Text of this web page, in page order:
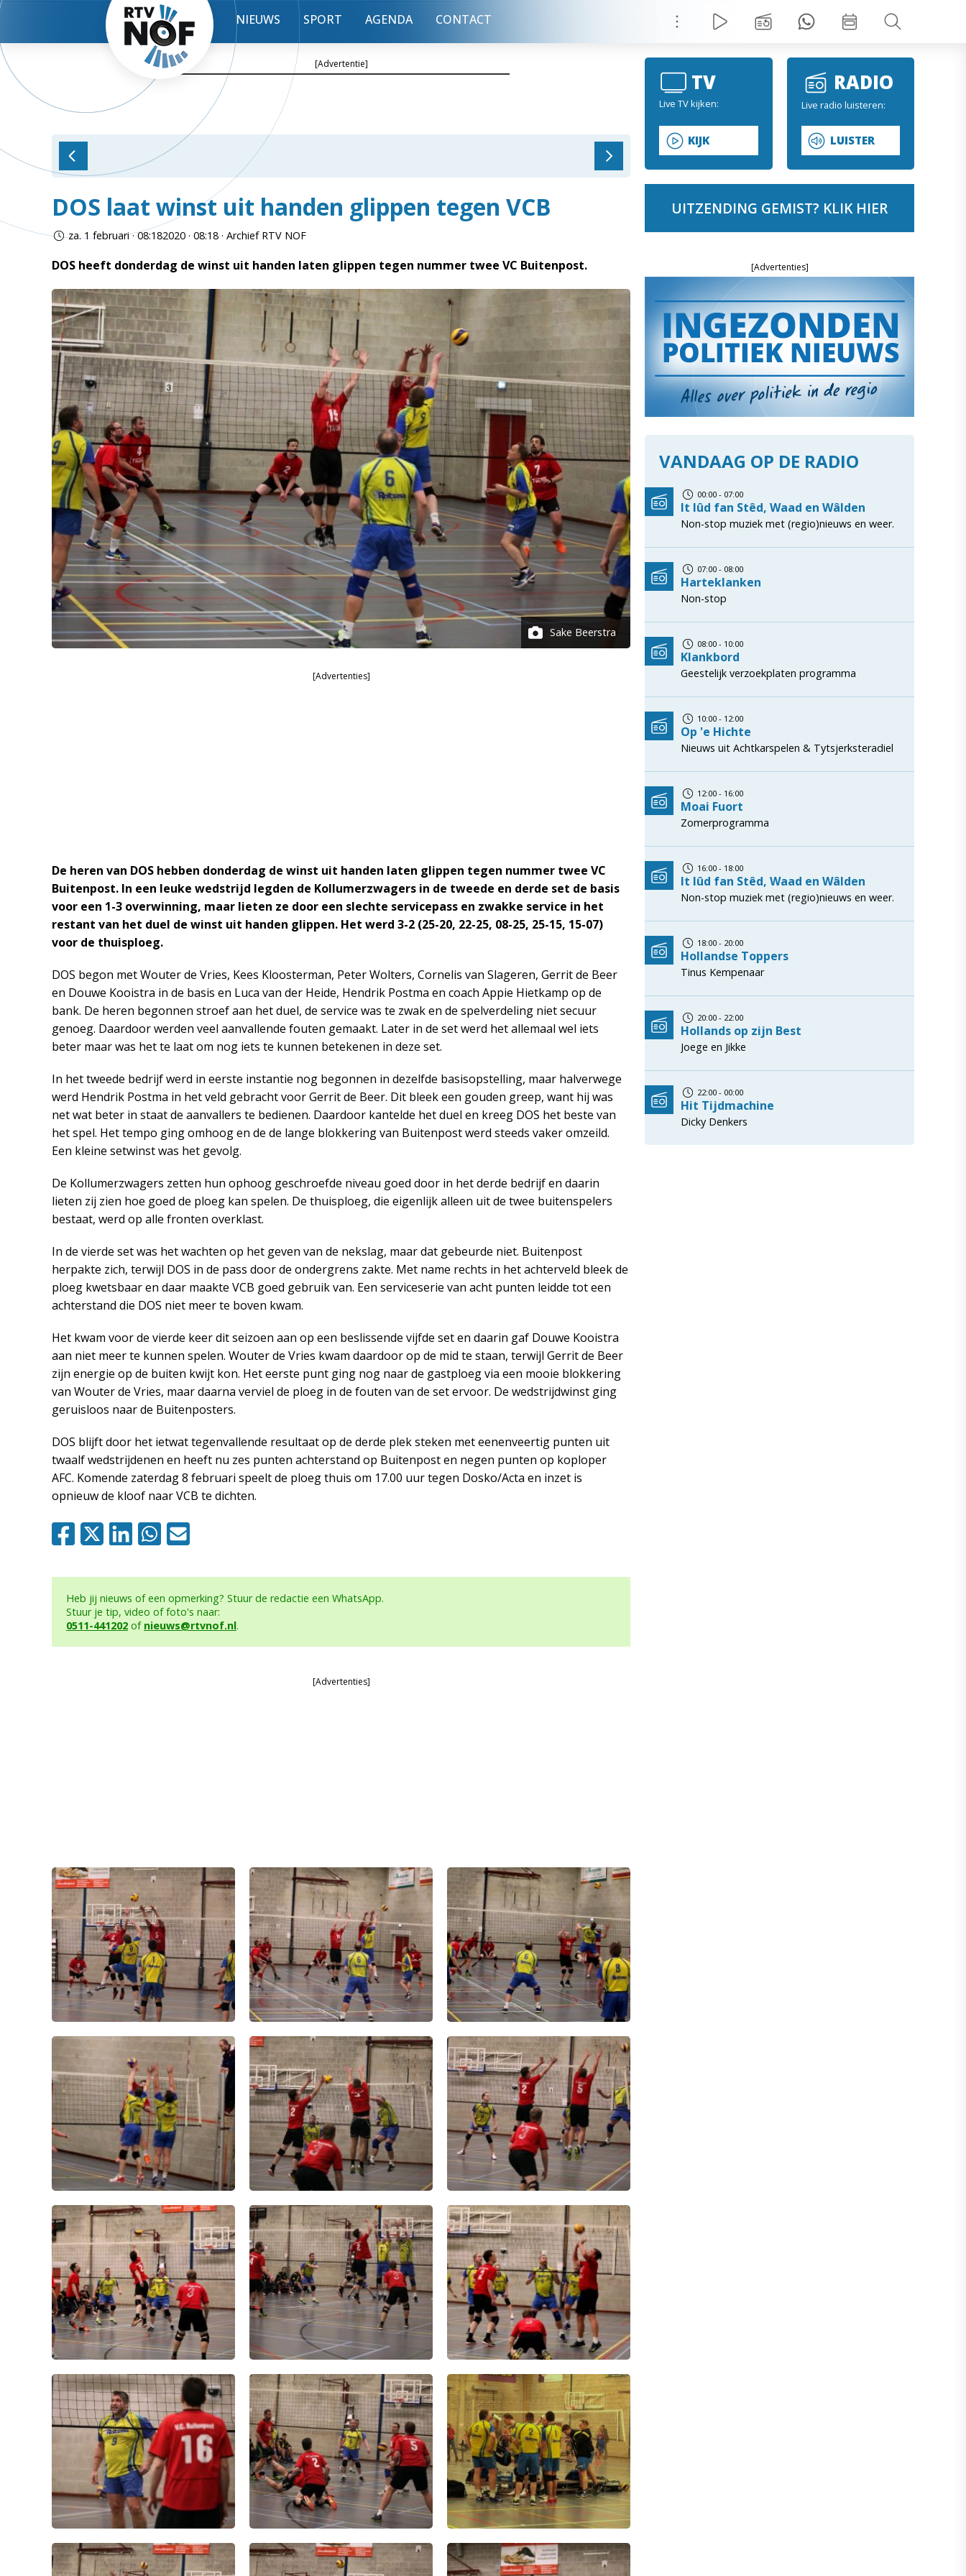
NIEUWS SPORT AGENDA CONTACT
[Advertentie]
DOS laat winst uit handen glippen tegen VCB
za. 1 februari · 08:182020 · 08:18 · Archief RTV NOF
DOS heeft donderdag de winst uit handen laten glippen tegen nummer twee VC Buitenpost.
Sake Beerstra
[Advertenties]
De heren van DOS hebben donderdag de winst uit handen laten glippen tegen nummer twee VC
Buitenpost. In een leuke wedstrijd legden de Kollumerzwagers in de tweede en derde set de basis
voor een 1-3 overwinning, maar lieten ze door een slechte servicepass en zwakke service in het
restant van het duel de winst uit handen glippen. Het werd 3-2 (25-20, 22-25, 08-25, 25-15, 15-07)
voor de thuisploeg.
DOS begon met Wouter de Vries, Kees Kloosterman, Peter Wolters, Cornelis van Slageren, Gerrit de Beer
en Douwe Kooistra in de basis en Luca van der Heide, Hendrik Postma en coach Appie Hietkamp op de
bank. De heren begonnen stroef aan het duel, de service was te zwak en de spelverdeling niet secuur
genoeg. Daardoor werden veel aanvallende fouten gemaakt. Later in de set werd het allemaal wel iets
beter maar was het te laat om nog iets te kunnen betekenen in deze set.
In het tweede bedrijf werd in eerste instantie nog begonnen in dezelfde basisopstelling, maar halverwege
werd Hendrik Postma in het veld gebracht voor Gerrit de Beer. Dit bleek een gouden greep, want hij was
net wat beter in staat de aanvallers te bedienen. Daardoor kantelde het duel en kreeg DOS het beste van
het spel. Het tempo ging omhoog en de de lange blokkering van Buitenpost werd steeds vaker omzeild.
Een kleine setwinst was het gevolg.
De Kollumerzwagers zetten hun ophoog geschroefde niveau goed door in het derde bedrijf en daarin
lieten zij zien hoe goed de ploeg kan spelen. De thuisploeg, die eigenlijk alleen uit de twee buitenspelers
bestaat, werd op alle fronten overklast.
In de vierde set was het wachten op het geven van de nekslag, maar dat gebeurde niet. Buitenpost
herpakte zich, terwijl DOS in de pass door de ondergrens zakte. Met name rechts in het achterveld bleek de
ploeg kwetsbaar en daar maakte VCB goed gebruik van. Een serviceserie van acht punten leidde tot een
achterstand die DOS niet meer te boven kwam.
Het kwam voor de vierde keer dit seizoen aan op een beslissende vijfde set en daarin gaf Douwe Kooistra
aan niet meer te kunnen spelen. Wouter de Vries kwam daardoor op de mid te staan, terwijl Gerrit de Beer
zijn energie op de buiten kwijt kon. Het eerste punt ging nog naar de gastploeg via een mooie blokkering
van Wouter de Vries, maar daarna verviel de ploeg in de fouten van de set ervoor. De wedstrijdwinst ging
geruisloos naar de Buitenposters.
DOS blijft door het ietwat tegenvallende resultaat op de derde plek steken met eenenveertig punten uit
twaalf wedstrijdenen en heeft nu zes punten achterstand op Buitenpost en negen punten op koploper
AFC. Komende zaterdag 8 februari speelt de ploeg thuis om 17.00 uur tegen Dosko/Acta en inzet is
opnieuw de kloof naar VCB te dichten.
Heb jij nieuws of een opmerking? Stuur de redactie een WhatsApp.
Stuur je tip, video of foto's naar:
0511-441202 of nieuws@rtvnof.nl.
[Advertenties]
TV
Live TV kijken:
KIJK
RADIO
Live radio luisteren:
LUISTER
UITZENDING GEMIST? KLIK HIER
[Advertenties]
VANDAAG OP DE RADIO
00:00 - 07:00
It lûd fan Stêd, Waad en Wâlden
Non-stop muziek met (regio)nieuws en weer.
07:00 - 08:00
Harteklanken
Non-stop
08:00 - 10:00
Klankbord
Geestelijk verzoekplaten programma
10:00 - 12:00
Op 'e Hichte
Nieuws uit Achtkarspelen & Tytsjerksteradiel
12:00 - 16:00
Moai Fuort
Zomerprogramma
16:00 - 18:00
It lûd fan Stêd, Waad en Wâlden
Non-stop muziek met (regio)nieuws en weer.
18:00 - 20:00
Hollandse Toppers
Tinus Kempenaar
20:00 - 22:00
Hollands op zijn Best
Joege en Jikke
22:00 - 00:00
Hit Tijdmachine
Dicky Denkers